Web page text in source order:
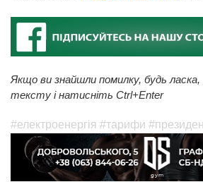
Якщо ви знайшли помилку, будь ласка,
тексту і натисніть Ctrl+Enter
#електроенергія #тарифи